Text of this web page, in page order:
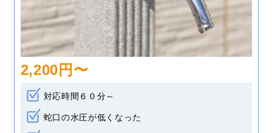
2,200円〜
対応時間６０分～
蛇口の水圧が低くなった